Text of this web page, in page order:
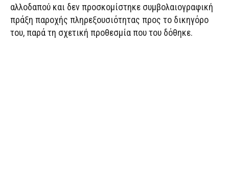
αλλοδαπού και δεν προσκομίστηκε συμβολαιογραφική
πράξη παροχής πληρεξουσιότητας προς το δικηγόρο
του, παρά τη σχετική προθεσμία που του δόθηκε.